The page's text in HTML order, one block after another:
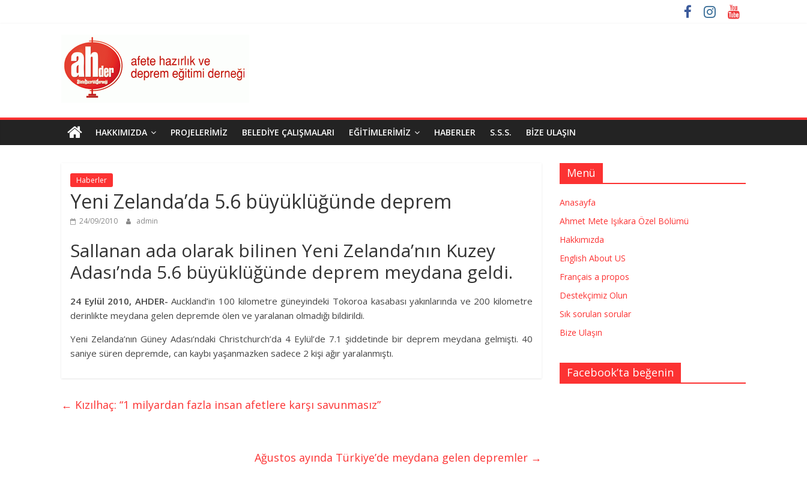
AHDER
Afete
Hazırlık
Deprem
Eğitimi
Derneği
HAKKIMIZDA PROJELERIMIZ BELEDIYE ÇALIŞMALARI EĞITIMLERIMIZ HABERLER S.S.S. BIZE ULAŞIN
Haberler
Yeni Zelanda’da 5.6 büyüklüğünde deprem
24/09/2010 admin
Sallanan ada olarak bilinen Yeni Zelanda’nın Kuzey
Adası’nda 5.6 büyüklüğünde deprem meydana geldi.
24 Eylül 2010, AHDER-Auckland’in 100 kilometre güneyindeki Tokoroa kasabası yakınlarında ve 200 kilometre
derinlikte meydana gelen depremde ölen ve yaralanan olmadığı bildirildi.
Yeni Zelanda’nın Güney Adası’ndaki Christchurch’da 4 Eylül’de 7.1 şiddetinde bir deprem meydana gelmişti. 40
saniye süren depremde, can kaybı yaşanmazken sadece 2 kişi ağır yaralanmıştı.
← Kızılhaç: “1 milyardan fazla insan afetlere karşı savunmasız”
Ağustos ayında Türkiye’de meydana gelen depremler →
Menü
Anasayfa
Ahmet Mete Işıkara Özel Bölümü
Hakkımızda
English About US
Français a propos
Destekçimiz Olun
Sık sorulan sorular
Bize Ulaşın
Facebook’ta beğenin